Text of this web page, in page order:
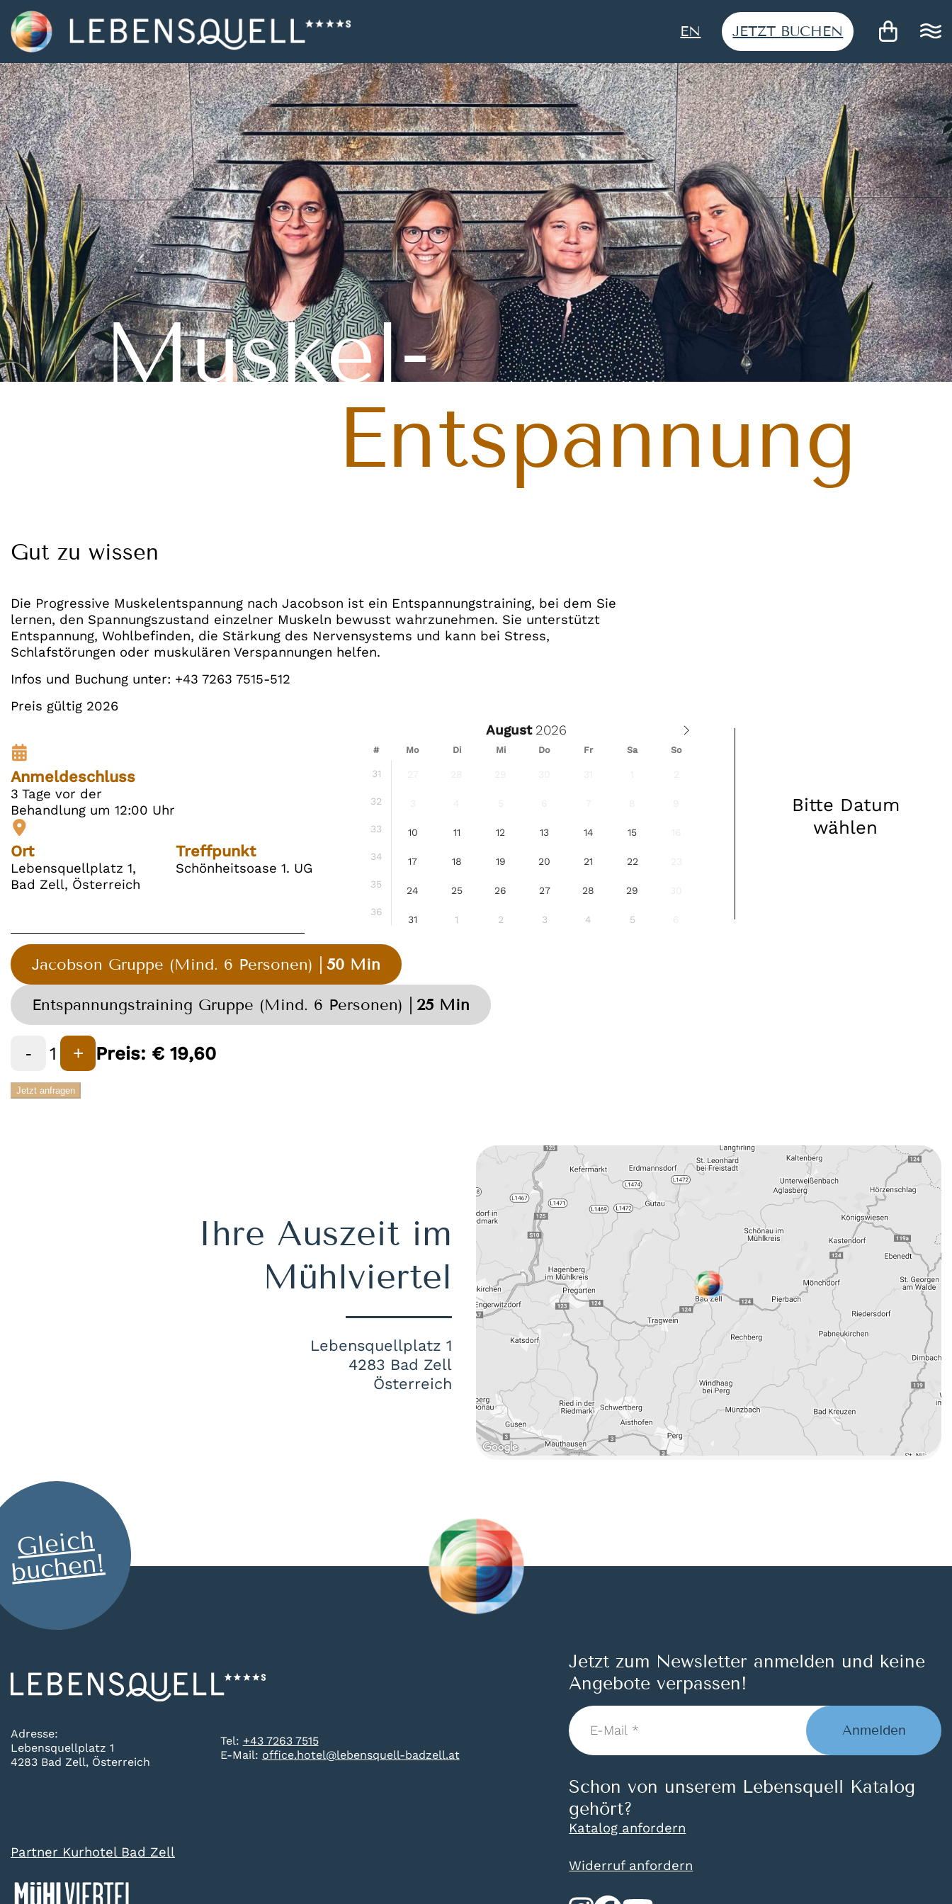
EN JETZT BUCHEN
Muskel-
Entspannung
Gut zu wissen
Die Progressive Muskelentspannung nach Jacobson ist ein Entspannungstraining, bei dem Sie
lernen, den Spannungszustand einzelner Muskeln bewusst wahrzunehmen. Sie unterstützt
Entspannung, Wohlbefinden, die Stärkung des Nervensystems und kann bei Stress,
Schlafstörungen oder muskulären Verspannungen helfen.
Infos und Buchung unter: +43 7263 7515-512
Preis gültig 2026
Anmeldeschluss
3 Tage vor der
Behandlung um 12:00 Uhr
Ort
Lebensquellplatz 1,
Bad Zell, Österreich
Treffpunkt
Schönheitsoase 1. UG
August
#
31
32
33
34
35
36
Mo Di Mi Do Fr Sa So
10 11 12 13 14 15
17 18 19 20 21 22
24 25 26 27 28 29
31 1 2 3 4 5
Bitte Datum
wählen
Jacobson Gruppe (Mind. 6 Personen) 50 Min
Entspannungstraining Gruppe (Mind. 6 Personen) 25 Min
- 1 + Preis: € 19,60
Jetzt anfragen
Ihre Auszeit im
Mühlviertel
Lebensquellplatz 1
4283 Bad Zell
Österreich
Gleich
buchen!
Adresse:
Lebensquellplatz 1
4283 Bad Zell, Österreich
Tel: +43 7263 7515
E-Mail: office.hotel@lebensquell-badzell.at
Partner Kurhotel Bad Zell
Jetzt zum Newsletter anmelden und keine
Angebote verpassen!
E-
Mail
*
Anmelden
Schon von unserem Lebensquell Katalog
gehört?
Katalog anfordern
Widerruf anfordern